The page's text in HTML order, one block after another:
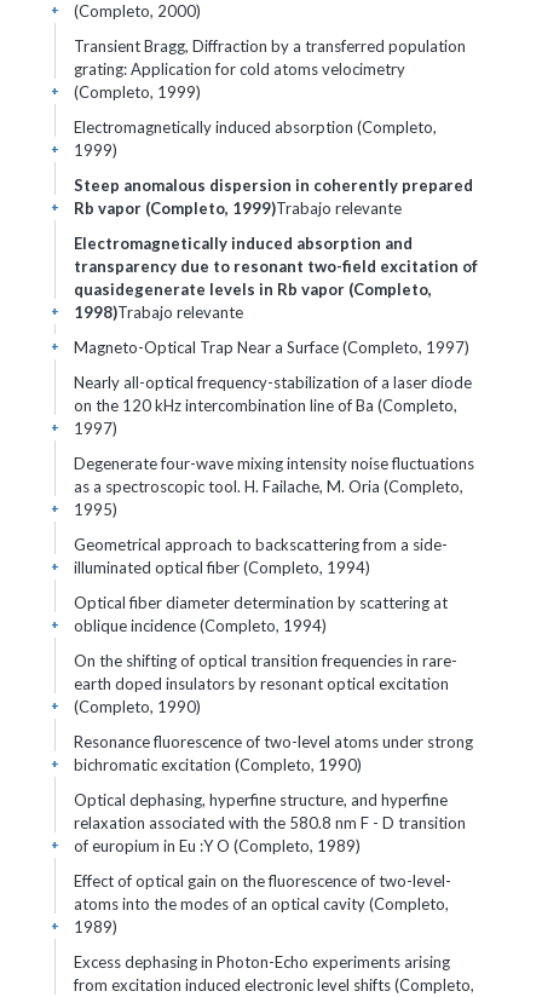
(Completo, 2000)
+
Transient Bragg, Diffraction by a transferred population
grating: Application for cold atoms velocimetry
(Completo, 1999)
+
Electromagnetically induced absorption (Completo,
1999)
+
Steep anomalous dispersion in coherently prepared
Rb vapor (Completo, 1999)Trabajo relevante
+
Electromagnetically induced absorption and
transparency due to resonant two-field excitation of
quasidegenerate levels in Rb vapor (Completo,
1998)Trabajo relevante
+
Magneto-Optical Trap Near a Surface (Completo, 1997)
+
Nearly all-optical frequency-stabilization of a laser diode
on the 120 kHz intercombination line of Ba (Completo,
1997)
+
Degenerate four-wave mixing intensity noise fluctuations
as a spectroscopic tool. H. Failache, M. Oria (Completo,
1995)
+
Geometrical approach to backscattering from a side-
illuminated optical fiber (Completo, 1994)
+
Optical fiber diameter determination by scattering at
oblique incidence (Completo, 1994)
+
On the shifting of optical transition frequencies in rare-
earth doped insulators by resonant optical excitation
(Completo, 1990)
+
Resonance fluorescence of two-level atoms under strong
bichromatic excitation (Completo, 1990)
+
Optical dephasing, hyperfine structure, and hyperfine
relaxation associated with the 580.8 nm F - D transition
of europium in Eu :Y O (Completo, 1989)
+
Effect of optical gain on the fluorescence of two-level-
atoms into the modes of an optical cavity (Completo,
1989)
+
Excess dephasing in Photon-Echo experiments arising
from excitation induced electronic level shifts (Completo,